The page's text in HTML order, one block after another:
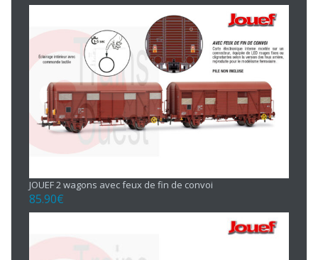
JOUEF 2 wagons avec feux de fin de convoi
85.90€